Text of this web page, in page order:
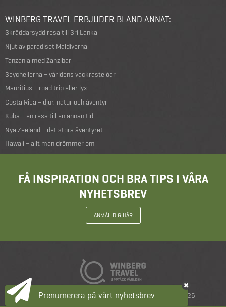
WINBERG TRAVEL ERBJUDER BLAND ANNAT:
Skräddarsydd resa till Sri Lanka
Njut av paradiset Maldiverna
Tanzania med Zanzibar
Seychellerna – världens vackraste öar
Mauritius – road trip eller lyx
Costa Rica – djur, natur och äventyr
Kuba – en resa till en annan tid
Nya Zeeland – det stora äventyret
Hawaii – allt man drömmer om
FÅ INSPIRATION OCH BRA TIPS I VÅRA
NYHETSBREV
ANMÄL DIG HÄR
Resevillkor | Integritetspolicy | copyright 2026
Prenumerera på vårt nyhetsbrev